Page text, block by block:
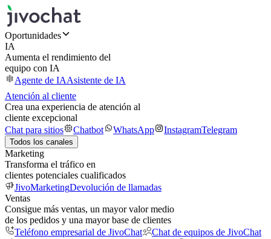
Oportunidades
IA
Aumenta el rendimiento del
equipo con IA
Agente de IAAsistente de IA
Atención al cliente
Crea una experiencia de atención al
cliente excepcional
Chat para sitios
Chatbot WhatsApp InstagramTelegram
Todos los canales
Marketing
Transforma el tráfico en
clientes potenciales cualificados
JivoMarketingDevolución de llamadas
Ventas
Consigue más ventas, un mayor valor medio
de los pedidos y una mayor base de clientes
Teléfono empresarial de JivoChat
Chat de equipos de JivoChat